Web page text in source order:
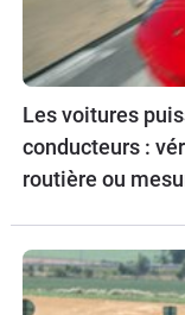
Les voitures
conducteurs :
routière ou